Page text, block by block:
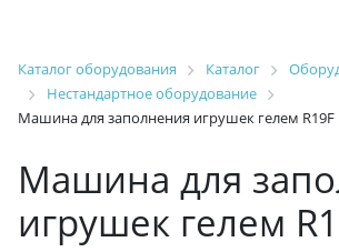
Каталог оборудования Каталог
Нестандартное оборудование
Машина для заполнения игрушек гелем R19F
Машина для
игрушек гелем